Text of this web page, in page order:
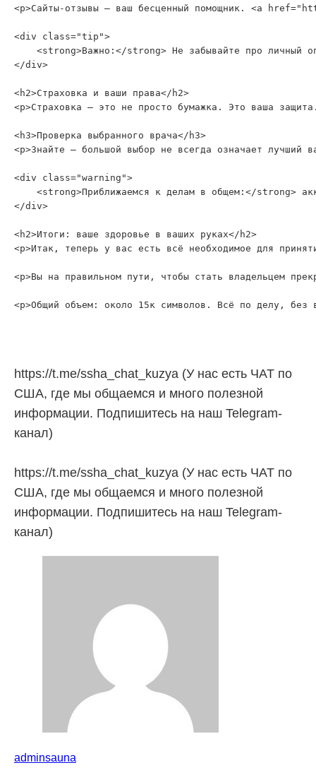
<p>Сайты-отзывы — ваш бесценный помощник. <a
<div class="tip">
<strong>Важно:</strong> Не забывайте про личный
</div>
<h2>Страховка и ваши права</h2>
<p>Страховка — это не просто бумажка. Это ваша
<h3>Проверка выбранного врача</h3>
<p>Знайте — большой выбор не всегда означает лучший
<div class="warning">
<strong>Приближаемся к делам в общем:</strong>
</div>
<h2>Итоги: ваше здоровье в ваших руках</h2>
<p>Итак, теперь у вас есть всё необходимое для
<p>Вы на правильном пути, чтобы стать владельцем
https://t.me/ssha_chat_kuzya (У нас есть ЧАТ по
США, где мы общаемся и много полезной
информации. Подпишитесь на наш Telegram-
канал)
https://t.me/ssha_chat_kuzya (У нас есть ЧАТ по
США, где мы общаемся и много полезной
информации. Подпишитесь на наш Telegram-
канал)
adminsauna